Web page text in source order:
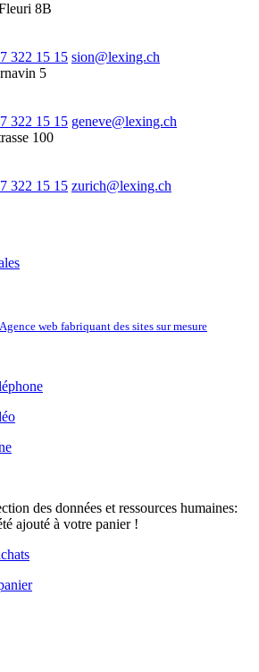
8B
322 15 15 sion@lexing.ch
5
322 15 15 geneve@lexing.ch
100
322 15 15 zurich@lexing.ch
web fabriquant des sites sur mesure
des données et ressources humaines:
ajouté à votre panier !